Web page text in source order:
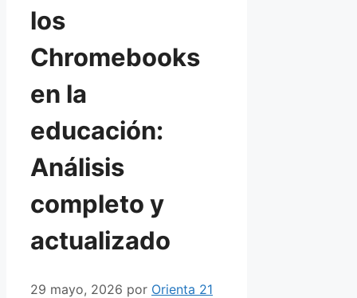
los
Chromebooks
en la
educación:
Análisis
completo y
actualizado
29 mayo, 2026 por Orienta 21